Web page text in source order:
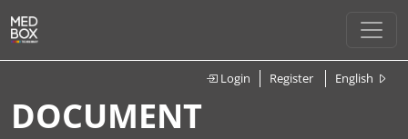
Login Register English
DOCUMENT